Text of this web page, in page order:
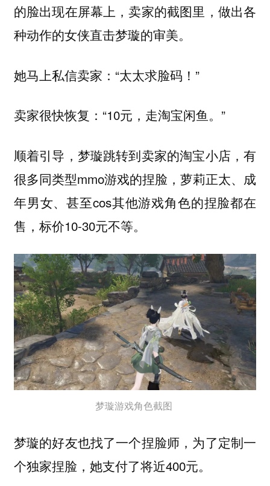
的脸出现在屏幕上，卖家的截图里，做出各
种动作的女侠直击梦璇的审美。
她马上私信卖家：“太太求脸码！”
卖家很快恢复：“10元，走淘宝闲鱼。”
顺着引导，梦璇跳转到卖家的淘宝小店，有
很多同类型mmo游戏的捏脸，萝莉正太、成
年男女、甚至cos其他游戏角色的捏脸都在
售，标价10-30元不等。
梦璇游戏角色截图
梦璇的好友也找了一个捏脸师，为了定制一
个独家捏脸，她支付了将近400元。